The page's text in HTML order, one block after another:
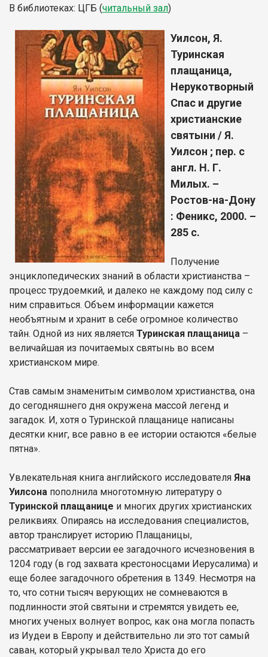
В библиотеках: ЦГБ (читальный зал)
Уилсон, Я.
Туринская
плащаница,
Нерукотворный
Спас и другие
христианские
святыни / Я.
Уилсон ; пер. с
англ. Н. Г.
Милых. –
Ростов-на-Дону
: Феникс, 2000. –
285 с.
Получение
энциклопедических знаний в области христианства –
процесс трудоемкий, и далеко не каждому под силу с
ним справиться. Объем информации кажется
необъятным и хранит в себе огромное количество
тайн. Одной из них является Туринская плащаница –
величайшая из почитаемых святынь во всем
христианском мире.
Став самым знаменитым символом христианства, она
до сегодняшнего дня окружена массой легенд и
загадок. И, хотя о Туринской плащанице написаны
десятки книг, все равно в ее истории остаются «белые
пятна».
Увлекательная книга английского исследователя Яна
Уилсона пополнила многотомную литературу о
Туринской плащанице и многих других христианских
реликвиях. Опираясь на исследования специалистов,
автор транслирует историю Плащаницы,
рассматривает версии ее загадочного исчезновения в
1204 году (в год захвата крестоносцами Иерусалима) и
еще более загадочного обретения в 1349. Несмотря на
то, что сотни тысяч верующих не сомневаются в
подлинности этой святыни и стремятся увидеть ее,
многих ученых волнует вопрос, как она могла попасть
из Иудеи в Европу и действительно ли это тот самый
саван, который укрывал тело Христа до его